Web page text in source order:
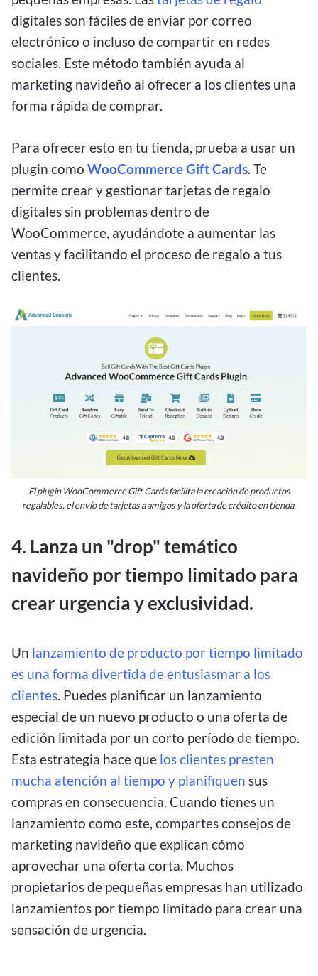
digitales son fáciles de enviar por correo
electrónico o incluso de compartir en redes
sociales. Este método también ayuda al
marketing navideño al ofrecer a los clientes una
forma rápida de comprar.
Para ofrecer esto en tu tienda, prueba a usar un
plugin como WooCommerce Gift Cards. Te
permite crear y gestionar tarjetas de regalo
digitales sin problemas dentro de
WooCommerce, ayudándote a aumentar las
ventas y facilitando el proceso de regalo a tus
clientes.
El plugin WooCommerce Gift Cards facilita la creación de productos
regalables, el envío de tarjetas a amigos y la oferta de crédito en tienda.
4. Lanza un "drop" temático
navideño por tiempo limitado para
crear urgencia y exclusividad.
Un lanzamiento de producto por tiempo limitado
es una forma divertida de entusiasmar a los
clientes. Puedes planificar un lanzamiento
especial de un nuevo producto o una oferta de
edición limitada por un corto período de tiempo.
Esta estrategia hace que los clientes presten
mucha atención al tiempo y planifiquen sus
compras en consecuencia. Cuando tienes un
lanzamiento como este, compartes consejos de
marketing navideño que explican cómo
aprovechar una oferta corta. Muchos
propietarios de pequeñas empresas han utilizado
lanzamientos por tiempo limitado para crear una
sensación de urgencia.